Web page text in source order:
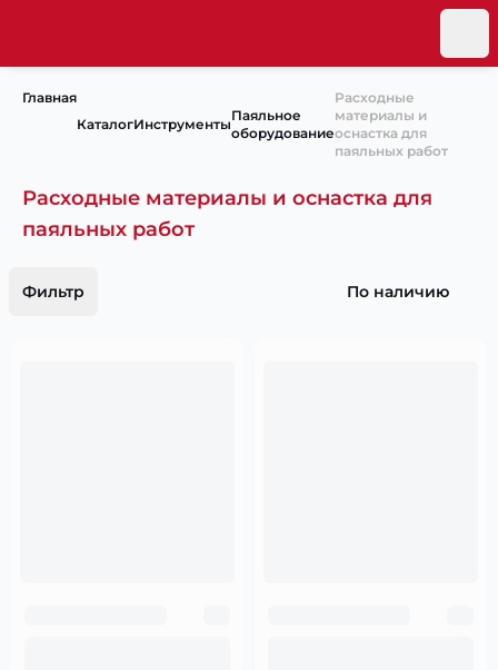
Главная
КаталогИнструменты
Паяльное
оборудование
Расходные
материалы и
оснастка для
паяльных работ
Расходные материалы и оснастка для
паяльных работ
Фильтр По наличию